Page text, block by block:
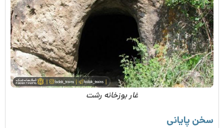
غار بوزخانه رشت
سخن پایانی